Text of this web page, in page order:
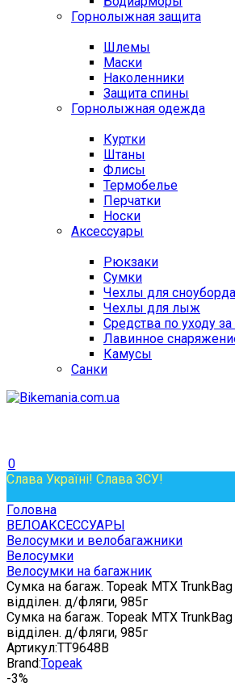
Горнолыжная защита
Шлемы
Маски
Наколенники
Защита спины
Горнолыжная одежда
Куртки
Штаны
Флисы
Термобелье
Перчатки
Носки
Аксессуары
Рюкзаки
Сумки
Чехлы для сноуборда
Чехлы для лыж
Средства по уходу
Лавинное
Камусы
Санки
0
Слава Україні! Слава ЗСУ!
Головна
ВЕЛОАКСЕССУАРЫ
Велосумки и велобагажники
Велосумки
Велосумки на багажник
Сумка на багаж. Topeak MTX TrunkBag
відділен. д/фляги, 985г
Сумка на багаж. Topeak MTX TrunkBag
відділен. д/фляги, 985г
Артикул:TT9648B
Brand:Topeak
-3%